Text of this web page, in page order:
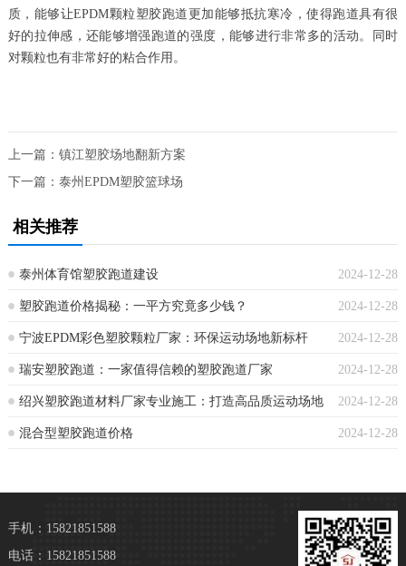
质，能够让EPDM颗粒塑胶跑道更加能够抵抗寒冷，使得跑道具有很
好的拉伸感，还能够增强跑道的强度，能够进行非常多的活动。同时
对颗粒也有非常好的粘合作用。
上一篇： 镇江塑胶场地翻新方案
下一篇： 泰州EPDM塑胶篮球场
相关推荐
2024-12-28
泰州体育馆塑胶跑道建设
2024-12-28
塑胶跑道价格揭秘：一平方究竟多少钱？
2024-12-28
宁波EPDM彩色塑胶颗粒厂家：环保运动场地新标杆
2024-12-28
瑞安塑胶跑道：一家值得信赖的塑胶跑道厂家
2024-12-28
绍兴塑胶跑道材料厂家专业施工：打造高品质运动场地
2024-12-28
混合型塑胶跑道价格
手机：15821851588
电话：15821851588